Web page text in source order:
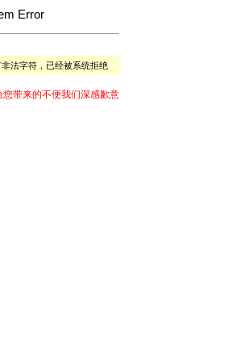
Error
法字符，已经被系统拒绝
您带来的不便我们深感歉意